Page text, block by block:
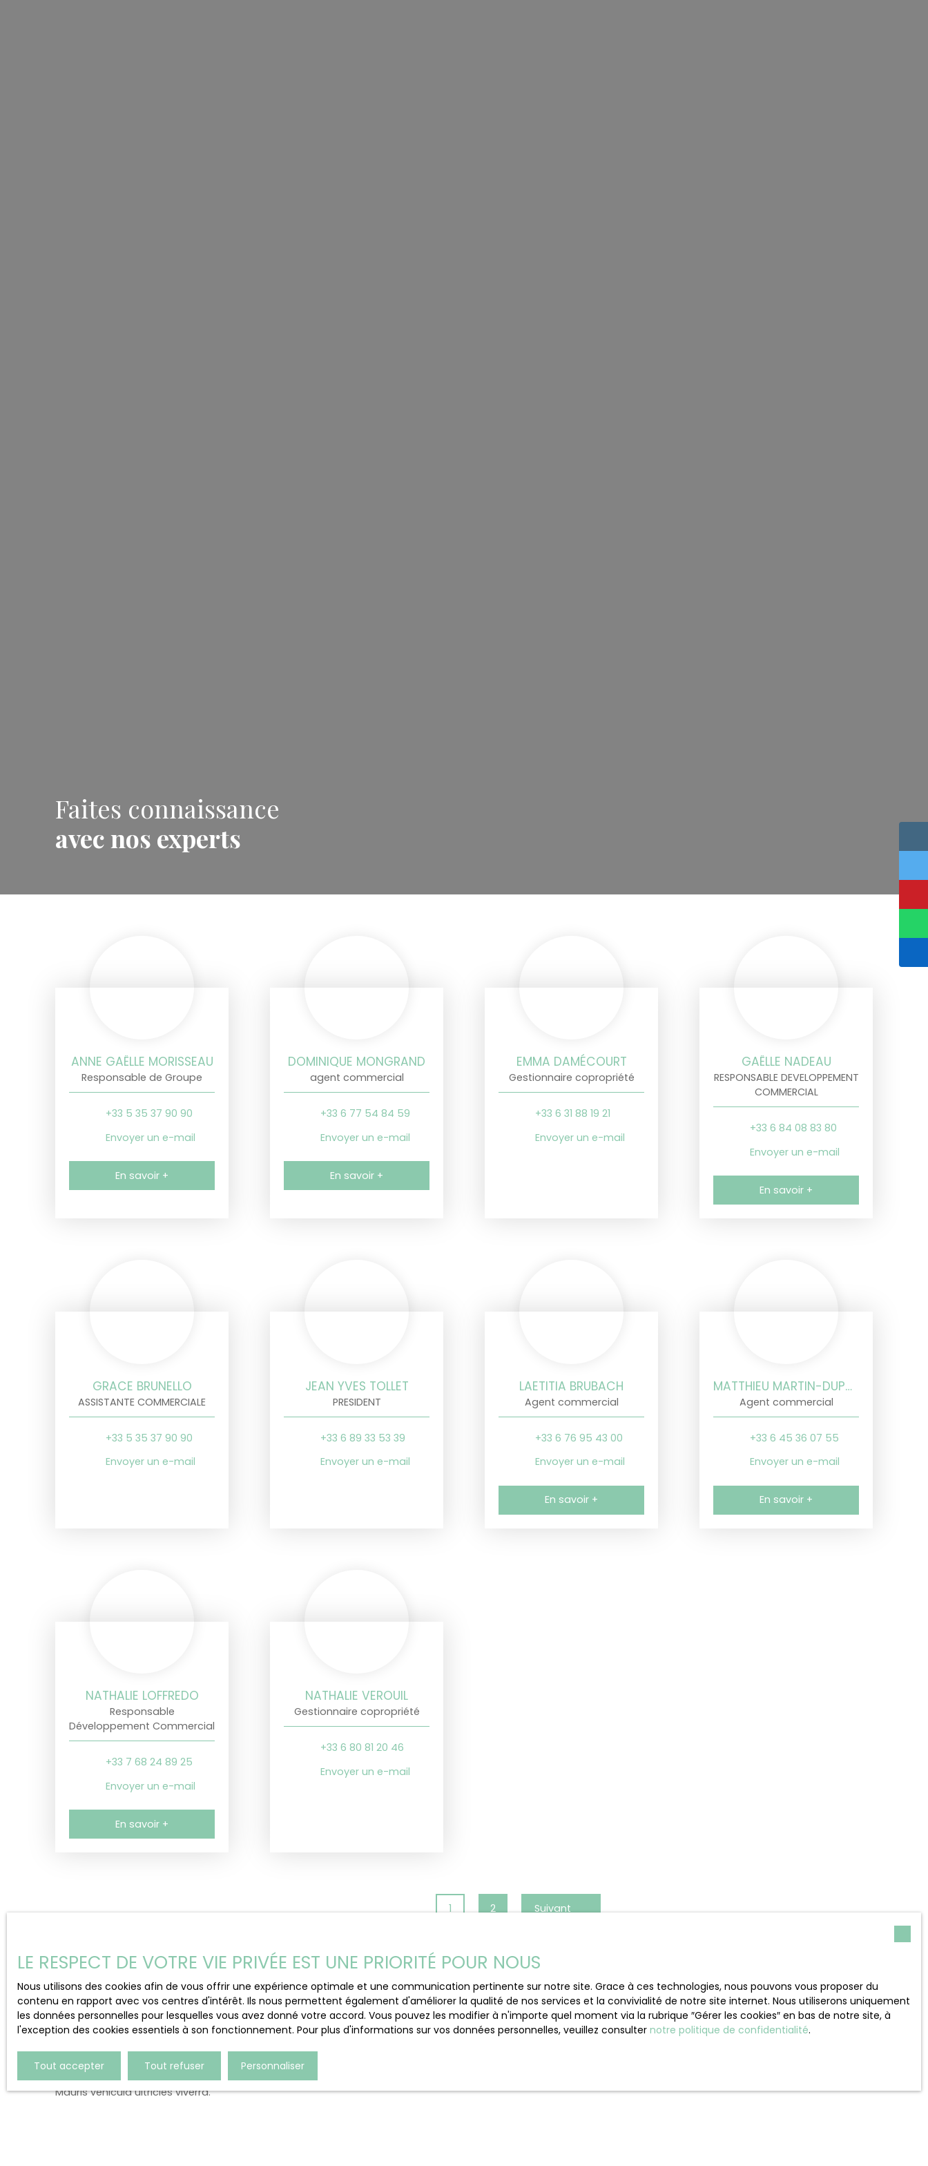
Faites connaissance
avec nos experts
ANNE GAËLLE MORISSEAU
Responsable de Groupe
+33 5 35 37 90 90
Envoyer un e-mail
En savoir +
DOMINIQUE MONGRAND
agent commercial
+33 6 77 54 84 59
Envoyer un e-mail
En savoir +
EMMA DAMÉCOURT
Gestionnaire copropriété
+33 6 31 88 19 21
Envoyer un e-mail
GAËLLE NADEAU
RESPONSABLE DEVELOPPEMENT
COMMERCIAL
+33 6 84 08 83 80
Envoyer un e-mail
En savoir +
GRACE BRUNELLO
ASSISTANTE COMMERCIALE
+33 5 35 37 90 90
Envoyer un e-mail
JEAN YVES TOLLET
PRESIDENT
+33 6 89 33 53 39
Envoyer un e-mail
LAETITIA BRUBACH
Agent commercial
+33 6 76 95 43 00
Envoyer un e-mail
En savoir +
MATTHIEU MARTIN-DUPONT
Agent commercial
+33 6 45 36 07 55
Envoyer un e-mail
En savoir +
NATHALIE LOFFREDO
Responsable
Développement Commercial
+33 7 68 24 89 25
Envoyer un e-mail
En savoir +
NATHALIE VEROUIL
Gestionnaire copropriété
+33 6 80 81 20 46
Envoyer un e-mail
1 2 Suivant
Nos conseillerspar secteur
Lorem ipsum dolor sit amet, consectetur adipiscing elit.
In dui ex, fringilla eu velit vitae, fringilla eleifend sem.
Aliquam aliquam ante orci, a mattis ex facilisis et.
In at tristique purus.
Mauris vehicula ultricies viverra.
LE RESPECT DE VOTRE VIE PRIVÉE EST UNE PRIORITÉ POUR NOUS
Nous utilisons des cookies afin de vous offrir une expérience optimale et une communication pertinente sur notre site. Grace à ces technologies, nous pouvons vous proposer du
contenu en rapport avec vos centres d'intérêt. Ils nous permettent également d'améliorer la qualité de nos services et la convivialité de notre site internet. Nous utiliserons uniquement
les données personnelles pour lesquelles vous avez donné votre accord. Vous pouvez les modifier à n'importe quel moment via la rubrique ″Gérer les cookies″ en bas de notre site, à
l'exception des cookies essentiels à son fonctionnement. Pour plus d'informations sur vos données personnelles, veuillez consulter notre politique de confidentialité.
Tout accepter Tout refuser Personnaliser